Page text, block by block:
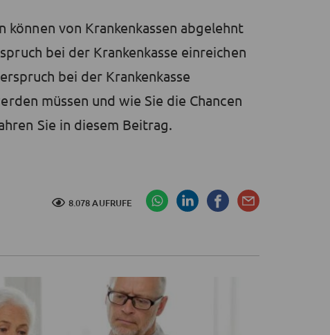
von Krankenkassen abgelehnt
bei der Krankenkasse einreichen
bei der Krankenkasse
müssen und wie Sie die Chancen
Sie in diesem Beitrag.
8.078 AUFRUFE